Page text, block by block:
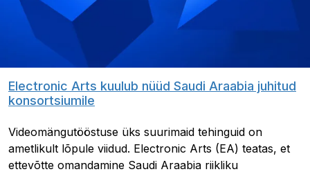
Electronic Arts kuulub nüüd Saudi Araabia juhitud
konsortsiumile
Videomängutööstuse üks suurimaid tehinguid on
ametlikult lõpule viidud. Electronic Arts (EA) teatas, et
ettevõtte omandamine Saudi Araabia riikliku